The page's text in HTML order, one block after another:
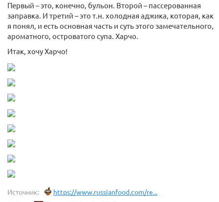
Первый – это, конечно, бульон. Второй – пассерованная
заправка. И третий – это т.н. холодная аджика, которая, как
я понял, и есть основная часть и суть этого замечательного,
ароматного, островатого супа. Харчо.
Итак, хочу Харчо!
Источник: https://www.russianfood.com/re...